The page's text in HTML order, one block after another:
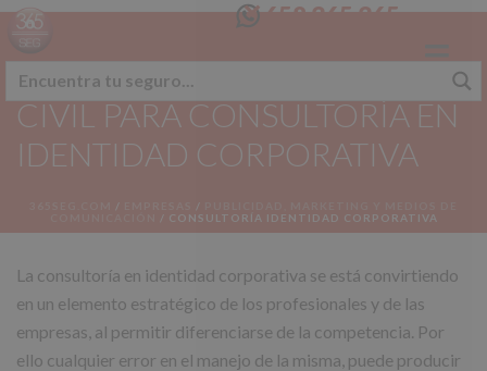
658 365 365
SEGURO RESPONSABILIDAD
CIVIL PARA CONSULTORÍA EN
IDENTIDAD CORPORATIVA
/ /
/ CONSULTORÍA IDENTIDAD CORPORATIVA
La consultoría en identidad corporativa se está convirtiendo
en un elemento estratégico de los profesionales y de las
empresas, al permitir diferenciarse de la competencia. Por
ello cualquier error en el manejo de la misma, puede producir